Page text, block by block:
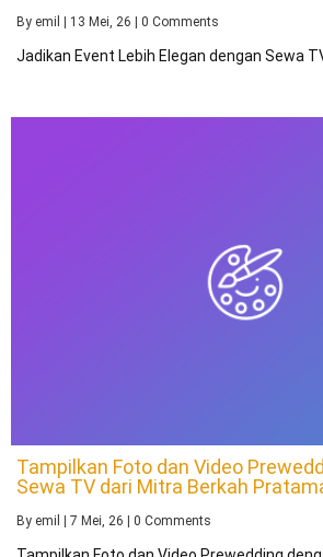
By emil 13 Mei, 26 0 Comments
Jadikan Event Lebih Elegan dengan Sewa
Tampilkan Foto dan Video
Sewa TV dari Mitra Berkah
By emil | 7 Mei, 26 | 0 Comments